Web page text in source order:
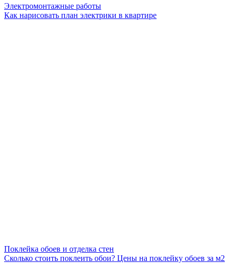
Электромонтажные работы
Как нарисовать план электрики в квартире
Поклейка обоев и отделка стен
Сколько стоить поклеить обои? Цены на поклейку обоев за м2